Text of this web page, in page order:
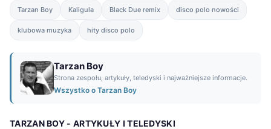
Tarzan Boy Kaligula Black Due remix disco polo nowości
klubowa muzyka hity disco polo
Tarzan Boy
Strona zespołu, artykuły, teledyski i najważniejsze informacje.
Wszystko o Tarzan Boy
TARZAN BOY - ARTYKUŁY I TELEDYSKI